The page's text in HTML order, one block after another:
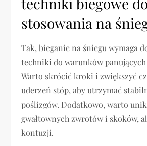
stosowania na
Tak, bieganie na śniegu wymaga
techniki do warunków
Warto skrócić kroki i zwiększyć
uderzeń stóp, aby utrzymać
poślizgów. Dodatkowo, warto
gwałtownych zwrotów i skoków,
kontuzji.